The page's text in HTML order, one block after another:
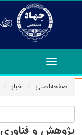
Toggle
navigation
صفحه‌اصلی
اخبار
پژوهش و فناوری